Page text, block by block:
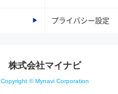
プライバシー設定
株式会社マイナビ
Copyright © Mynavi Corporation